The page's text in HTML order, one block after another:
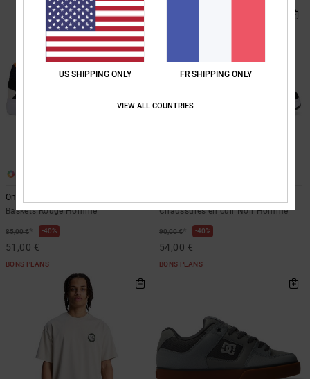
Onyx S
Baskets Rouge Homme
85,00 €* 40%
51,00 €
BONS PLANS
Chaussures en cuir Noir Homme
90,00 €* 40%
54,00 €
BONS PLANS
US SHIPPING ONLY FR SHIPPING ONLY
VIEW ALL COUNTRIES